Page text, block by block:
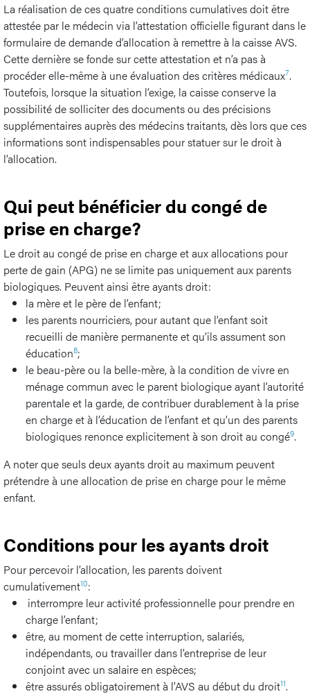
La réalisation de ces quatre conditions cumulatives doit être
attestée par le médecin via l’attestation officielle figurant dans le
formulaire de demande d’allocation à remettre à la caisse AVS.
Cette dernière se fonde sur cette attestation et n’a pas à
procéder elle-même à une évaluation des critères médicaux7.
Toutefois, lorsque la situation l’exige, la caisse conserve la
possibilité de solliciter des documents ou des précisions
supplémentaires auprès des médecins traitants, dès lors que ces
informations sont indispensables pour statuer sur le droit à
l’allocation.
Qui peut bénéficier du congé de
prise en charge?
Le droit au congé de prise en charge et aux allocations pour
perte de gain (APG) ne se limite pas uniquement aux parents
biologiques. Peuvent ainsi être ayants droit:
la mère et le père de l’enfant;
les parents nourriciers, pour autant que l’enfant soit
recueilli de manière permanente et qu’ils assument son
éducation8;
le beau-père ou la belle-mère, à la condition de vivre en
ménage commun avec le parent biologique ayant l’autorité
parentale et la garde, de contribuer durablement à la prise
en charge et à l’éducation de l’enfant et qu’un des parents
biologiques renonce explicitement à son droit au congé9.
A noter que seuls deux ayants droit au maximum peuvent
prétendre à une allocation de prise en charge pour le même
enfant.
Conditions pour les ayants droit
Pour percevoir l’allocation, les parents doivent
cumulativement10:
interrompre leur activité professionnelle pour prendre en
charge l’enfant;
être, au moment de cette interruption, salariés,
indépendants, ou travailler dans l’entreprise de leur
conjoint avec un salaire en espèces;
être assurés obligatoirement à l’AVS au début du droit11.